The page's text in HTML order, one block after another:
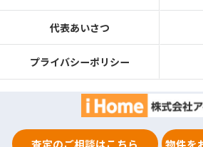
0120-69-
査定のご相談はこちら 物件を
代表あいさつ
プライバシーポリシー